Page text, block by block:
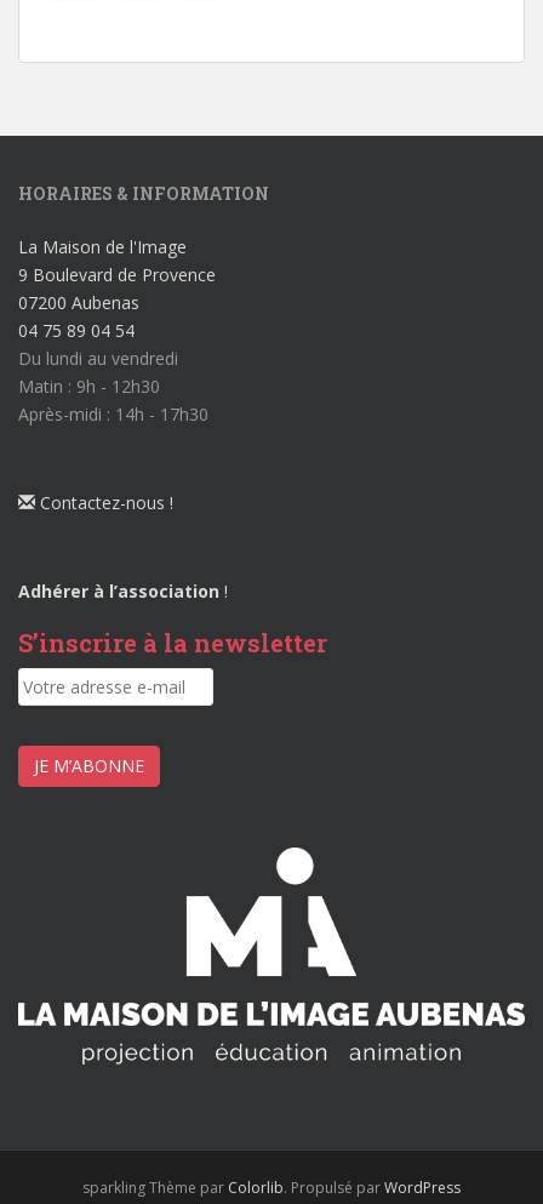
HORAIRES & INFORMATION
La Maison de l'Image
9 Boulevard de Provence
07200 Aubenas
04 75 89 04 54
Du lundi au vendredi
Matin : 9h - 12h30
Après-midi : 14h - 17h30
Contactez-nous !
Adhérer à l’association !
S’inscrire à la newsletter
JE M’ABONNE
sparkling Thème par Colorlib. Propulsé parWordPress